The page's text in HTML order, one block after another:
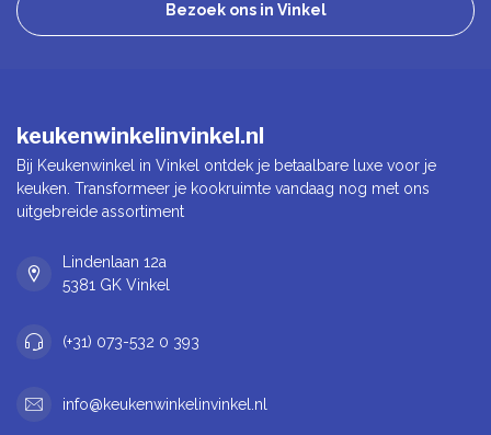
Bezoek ons in Vinkel
keukenwinkelinvinkel.nl
Bij Keukenwinkel in Vinkel ontdek je betaalbare luxe voor je
keuken. Transformeer je kookruimte vandaag nog met ons
uitgebreide assortiment
Lindenlaan 12a
5381 GK Vinkel
(+31) 073-532 0 393
info@keukenwinkelinvinkel.nl